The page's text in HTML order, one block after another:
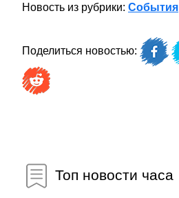
Новость из рубрики: События
Поделиться новостью:
Топ новости часа